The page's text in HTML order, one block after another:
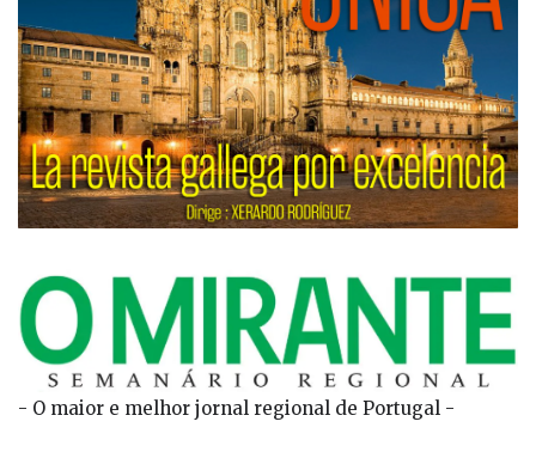
- O maior e melhor jornal regional de Portugal -